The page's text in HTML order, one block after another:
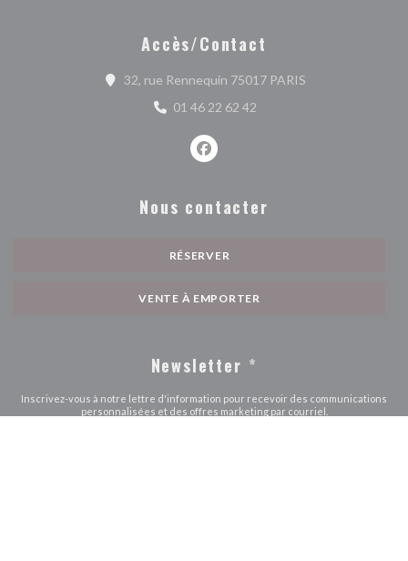
Accès/Contact
32, rue Rennequin 75017 PARIS((ouvre une
01 46 22 62 42
Facebook ((ouvre une nouvelle
Nous contacter
RÉSERVER
VENTE À EMPORTER
Newsletter *
Inscrivez-vous à notre lettre d'information pour recevoir des communications
personnalisées et des offres marketing par courriel.